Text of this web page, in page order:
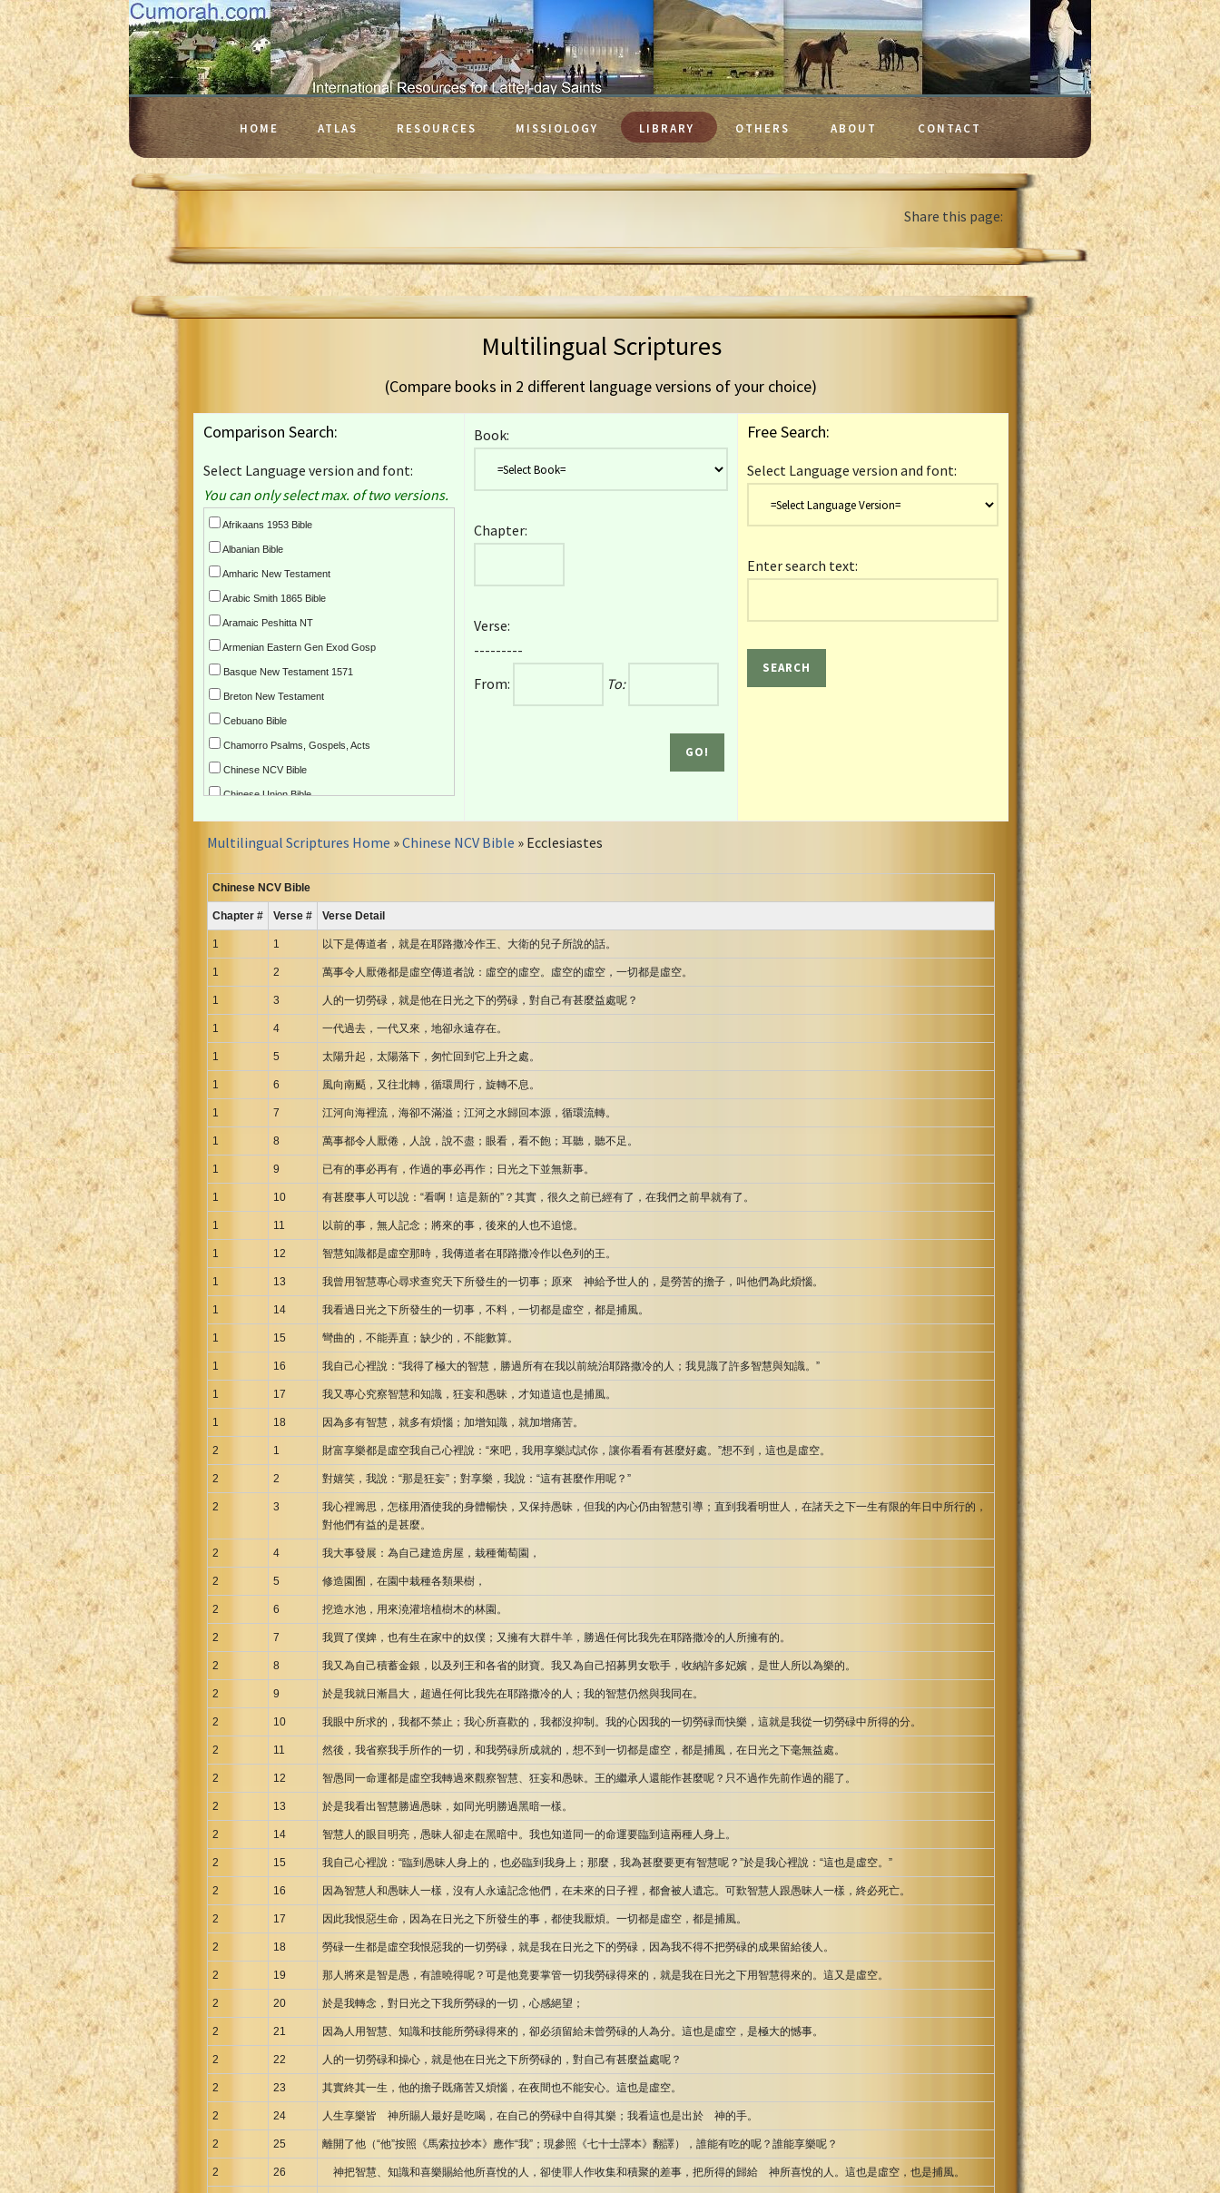
HOME ATLAS RESOURCES MISSIOLOGY LIBRARY OTHERS ABOUT CONTACT
Share this page:
Multilingual Scriptures
(Compare books in 2 different language versions of your choice)
Comparison Search:
Select Language version and font:
You can only select max. of two versions.
Afrikaans 1953 Bible
Albanian Bible
Amharic New Testament
Arabic Smith 1865 Bible
Aramaic Peshitta NT
Armenian Eastern Gen Exod Gosp
Basque New Testament 1571
Breton New Testament
Cebuano Bible
Chamorro Psalms, Gospels, Acts
Chinese NCV Bible
Chinese Union Bible
Czech Kralicka Bible
Dutch Staten Vertaling Bible
Eng. KJV&Book of Mormon
English YLT 1898 Bible
Estonian Genesis New Testament
Finnish 1776 Bible
Finnish 1938 Bible
French Louis Segond Bible
Gaelic (Manx) Selections
Gaelic (Scottish) Mark
Georgian Gospels Acts James
German Luther 1912 Bible
Gothic NT AmbrosianusA Partial
Greek Modern Bible
Greek NT Textus Receptus
Greek NT Wescott-Hort
Greek Septuagint Old Testament
Hebrew Modern Bible
Hungarian Karoli Bible
Icelandic Bible
Indonesian Bahasa Bible
Indonesian Baru Bible
Indonesian Lama Bible
Italian Riveduta 1927 Bible
Korean Bible
Latin Vulgate NT
Maori Genesis Exodus Leviticus
Norwegian Bible
Romanian Cornilescu Bible
Russian Synodal 1876 Bible
Russian Synodal Bible KOI8
Russian Synodal Bible Win-1251
Spanish RV 1909 Bible
Spanish Sag. Escrituras 1569
Swedish 1917 Bible
Tagalog 1905
Tagalog John and James
Turkish Bible
Ukrainian Bible
Uma New Testament
Vietnamese 1934 Bible
Xhosa Bible
Book:
Chapter:
Verse:
---------
From:
To:
Free Search:
Select Language version and font:
Enter search text:
Multilingual Scriptures Home »Chinese NCV Bible » Ecclesiastes
Chinese NCV Bible
Chapter # Verse # Verse Detail
1 1 以下是傳道者，就是在耶路撒冷作王、大衛的兒子所說的話。
1 2 萬事令人厭倦都是虛空傳道者說：虛空的虛空。虛空的虛空，一切都是虛空。
1 3 人的一切勞碌，就是他在日光之下的勞碌，對自己有甚麼益處呢？
1 4 一代過去，一代又來，地卻永遠存在。
1 5 太陽升起，太陽落下，匆忙回到它上升之處。
1 6 風向南颳，又往北轉，循環周行，旋轉不息。
1 7 江河向海裡流，海卻不滿溢；江河之水歸回本源，循環流轉。
1 8 萬事都令人厭倦，人說，說不盡；眼看，看不飽；耳聽，聽不足。
1 9 已有的事必再有，作過的事必再作；日光之下並無新事。
1 10 有甚麼事人可以說：“看啊！這是新的”？其實，很久之前已經有了，在我們之前早就有了。
1 11 以前的事，無人記念；將來的事，後來的人也不追憶。
1 12 智慧知識都是虛空那時，我傳道者在耶路撒冷作以色列的王。
1 13 我曾用智慧專心尋求查究天下所發生的一切事；原來 神給予世人的，是勞苦的擔子，叫他們為此煩惱。
1 14 我看過日光之下所發生的一切事，不料，一切都是虛空，都是捕風。
1 15 彎曲的，不能弄直；缺少的，不能數算。
1 16 我自己心裡說：“我得了極大的智慧，勝過所有在我以前統治耶路撒冷的人；我見識了許多智慧與知識。”
1 17 我又專心究察智慧和知識，狂妄和愚昧，才知道這也是捕風。
1 18 因為多有智慧，就多有煩惱；加增知識，就加增痛苦。
2 1 財富享樂都是虛空我自己心裡說：“來吧，我用享樂試試你，讓你看看有甚麼好處。”想不到，這也是虛空。
2 2 對嬉笑，我說：“那是狂妄”；對享樂，我說：“這有甚麼作用呢？”
2 3
我心裡籌思，怎樣用酒使我的身體暢快，又保持愚昧，但我的內心仍由智慧引導；直到我看明世人，在諸天之下一生有限的年日中所行的，
對他們有益的是甚麼。
2 4 我大事發展：為自己建造房屋，栽種葡萄園，
2 5 修造園囿，在園中栽種各類果樹，
2 6 挖造水池，用來澆灌培植樹木的林園。
2 7 我買了僕婢，也有生在家中的奴僕；又擁有大群牛羊，勝過任何比我先在耶路撒冷的人所擁有的。
2 8 我又為自己積蓄金銀，以及列王和各省的財寶。我又為自己招募男女歌手，收納許多妃嬪，是世人所以為樂的。
2 9 於是我就日漸昌大，超過任何比我先在耶路撒冷的人；我的智慧仍然與我同在。
2 10 我眼中所求的，我都不禁止；我心所喜歡的，我都沒抑制。我的心因我的一切勞碌而快樂，這就是我從一切勞碌中所得的分。
2 11 然後，我省察我手所作的一切，和我勞碌所成就的，想不到一切都是虛空，都是捕風，在日光之下毫無益處。
2 12 智愚同一命運都是虛空我轉過來觀察智慧、狂妄和愚昧。王的繼承人還能作甚麼呢？只不過作先前作過的罷了。
2 13 於是我看出智慧勝過愚昧，如同光明勝過黑暗一樣。
2 14 智慧人的眼目明亮，愚昧人卻走在黑暗中。我也知道同一的命運要臨到這兩種人身上。
2 15 我自己心裡說：“臨到愚昧人身上的，也必臨到我身上；那麼，我為甚麼要更有智慧呢？”於是我心裡說：“這也是虛空。”
2 16 因為智慧人和愚昧人一樣，沒有人永遠記念他們，在未來的日子裡，都會被人遺忘。可歎智慧人跟愚昧人一樣，終必死亡。
2 17 因此我恨惡生命，因為在日光之下所發生的事，都使我厭煩。一切都是虛空，都是捕風。
2 18 勞碌一生都是虛空我恨惡我的一切勞碌，就是我在日光之下的勞碌，因為我不得不把勞碌的成果留給後人。
2 19 那人將來是智是愚，有誰曉得呢？可是他竟要掌管一切我勞碌得來的，就是我在日光之下用智慧得來的。這又是虛空。
2 20 於是我轉念，對日光之下我所勞碌的一切，心感絕望；
2 21 因為人用智慧、知識和技能所勞碌得來的，卻必須留給未曾勞碌的人為分。這也是虛空，是極大的憾事。
2 22 人的一切勞碌和操心，就是他在日光之下所勞碌的，對自己有甚麼益處呢？
2 23 其實終其一生，他的擔子既痛苦又煩惱，在夜間也不能安心。這也是虛空。
2 24 人生享樂皆 神所賜人最好是吃喝，在自己的勞碌中自得其樂；我看這也是出於 神的手。
2 25 離開了他（“他”按照《馬索拉抄本》應作“我”；現參照《七十士譯本》翻譯），誰能有吃的呢？誰能享樂呢？
2 26 神把智慧、知識和喜樂賜給他所喜悅的人，卻使罪人作收集和積聚的差事，把所得的歸給 神所喜悅的人。這也是虛空，也是捕風。